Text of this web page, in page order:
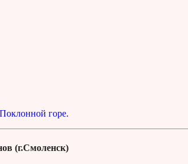
горе.
(г.Смоленск)